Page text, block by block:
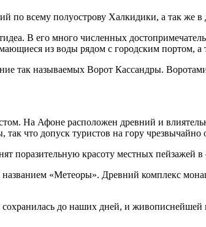
по всему полуострову Халкидики, а так же
В его много численных
из воды рядом с городским портом, а
так называемых Ворот Кассандры.
На Афоне расположен древний и
так что допуск туристов на гору
поразительную красоту местных пейзажей
«Метеоры». Древний комплекс
до наших дней, и